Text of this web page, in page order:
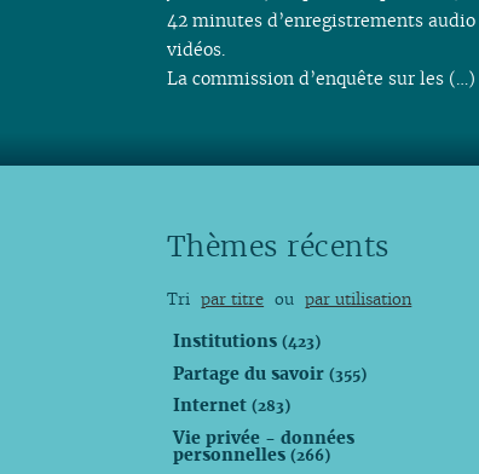
42 minutes d’enregistrements audio
vidéos.
La commission d’enquête sur les (…)
Thèmes récents
Tri par titre ou par utilisation
Institutions(423)
Partage du savoir(355)
Internet(283)
Vie privée - données
personnelles(266)